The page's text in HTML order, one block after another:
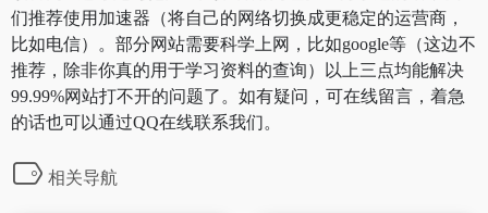
们推荐使用加速器（将自己的网络切换成更稳定的运营商，
比如电信）。部分网站需要科学上网，比如google等（这边不
推荐，除非你真的用于学习资料的查询）以上三点均能解决
99.99%网站打不开的问题了。如有疑问，可在线留言，着急
的话也可以通过QQ在线联系我们。
相关导航